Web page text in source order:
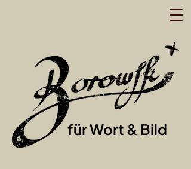
für Wort & Bild